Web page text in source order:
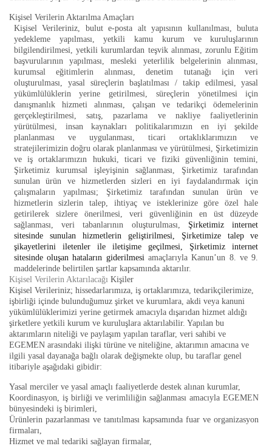
Kişisel Verilerin Aktarılma Amaçları
Kişisel Verileriniz, bulut e-posta alt yapısının kullanılması, buluta
yedekleme yapılması, yetkili kamu kurum ve kuruluşlarının
bilgilendirilmesi, yetkili kurumlardan teşvik alınması, zorunlu Eğitim
başvurularının yapılması, mesleki yeterlilik belgelerinin alınması,
kurumsal eğitimlerin alınması, denetim tutanağı için veri
oluşturulması, yasal süreçlerin başlatılması / takip edilmesi, yasal
yükümlülüklerin yerine getirilmesi, süreçlerin yönetilmesi için
danışmanlık hizmeti alınması, çalışan ve tedarikçi ödemelerinin
gerçekleştirilmesi, satış, pazarlama ve nakliye faaliyetlerinin
yürütülmesi, insan kaynakları politikalarımızın en iyi şekilde
planlanması ve uygulanması, ticari ortaklıklarımızın ve
stratejilerimizin doğru olarak planlanması ve yürütülmesi, Şirketimizin
ve iş ortaklarımızın hukuki, ticari ve fiziki güvenliğinin temini,
Şirketimiz kurumsal işleyişinin sağlanması, Şirketimiz tarafından
sunulan ürün ve hizmetlerden sizleri en iyi faydalandırmak için
çalışmaların yapılması; Şirketimiz tarafından sunulan ürün ve
hizmetlerin sizlerin talep, ihtiyaç ve isteklerinize göre özel hale
getirilerek sizlere önerilmesi, veri güvenliğinin en üst düzeyde
sağlanması, veri tabanlarının oluşturulması, Şirketimiz internet
sitesinde sunulan hizmetlerin geliştirilmesi, Şirketimize talep ve
şikayetlerini iletenler ile iletişime geçilmesi, Şirketimiz internet
sitesinde oluşan hataların giderilmesiamaçlarıyla Kanun’un 8. ve 9.
maddelerinde belirtilen şartlar kapsamında aktarılır.
Kişisel Verilerin Aktarılacağı Kişiler
Kişisel Verileriniz; hissedarlarımıza, iş ortaklarımıza, tedarikçilerimize,
işbirliği içinde bulunduğumuz şirket ve kurumlara, akdi veya kanuni
yükümlülüklerimizi yerine getirmek amacıyla dışarıdan hizmet aldığı
şirketlere yetkili kurum ve kuruluşlara aktarılabilir. Yapılan bu
aktarımların niteliği ve paylaşım yapılan taraflar, veri sahibi ve
EGEMEN arasındaki ilişki türüne ve niteliğine, aktarımın amacına ve
ilgili yasal dayanağa bağlı olarak değişmekte olup, bu taraflar genel
itibariyle aşağıdaki gibidir:
Yasal merciler ve yasal amaçlı faaliyetlerde destek alınan kurumlar,
Koordinasyon, iş birliği ve verimliliğin sağlanması amacıyla EGEMEN
bünyesindeki iş birimleri,
Ürünlerin pazarlanması ve tanıtılması kapsamında fuar ve organizasyon
firmaları,
Hizmet ve mal tedariki sağlayan firmalar,